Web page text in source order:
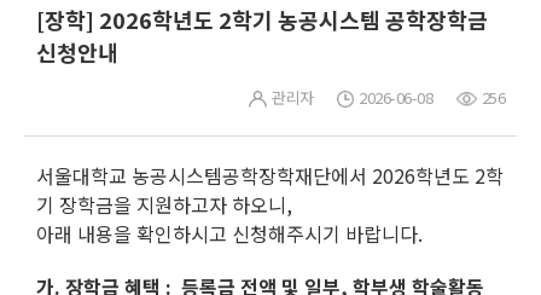
[장학] 2026학년도 2학기 농공시스템 공학장학금
신청안내
관리자 2026-06-08 256
서울대학교 농공시스템공학장학재단에서 2026학년도 2학
기 장학금을 지원하고자 하오니,
아래 내용을 확인하시고 신청해주시기 바랍니다.
가. 장학금 혜택 : 등록금 전액 및 일부, 학부생 학술활동